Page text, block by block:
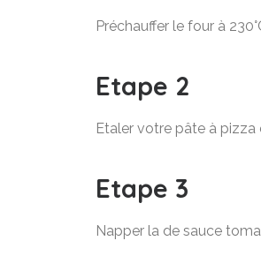
Préchauffer le four à
Etape 2
Etaler votre pâte à
Etape 3
Napper la de sauce